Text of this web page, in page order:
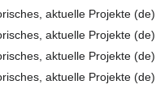
aktuelle Projekte (de)
aktuelle Projekte (de)
aktuelle Projekte (de)
aktuelle Projekte (de)